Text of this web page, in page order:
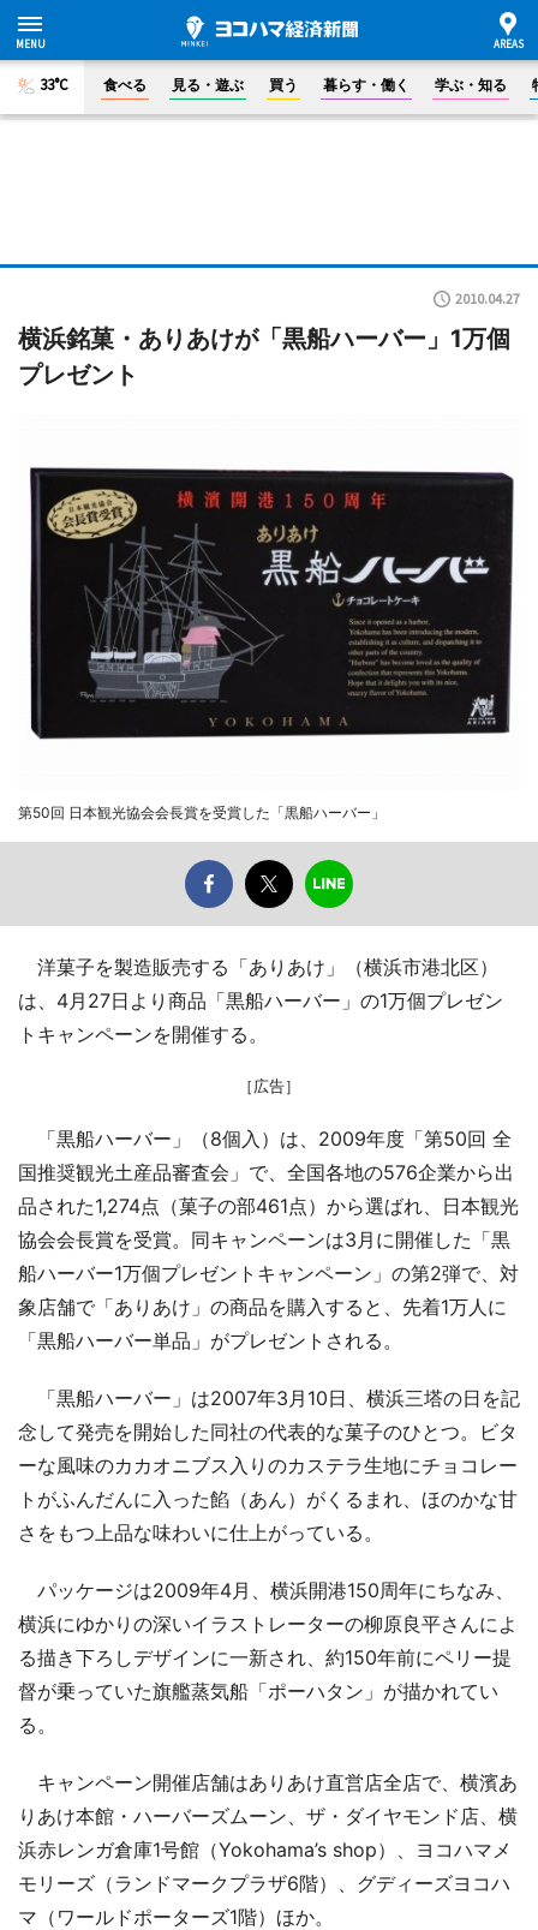
33°C 食べる 見る・遊ぶ 買う 暮らす・働く 学ぶ・知る
2010.04.27
横浜銘菓・ありあけが「黒船ハーバー」1万個
プレゼント
第50回 日本観光協会会長賞を受賞した「黒船ハーバー」
洋菓子を製造販売する「ありあけ」（横浜市港北区）
は、4月27日より商品「黒船ハーバー」の1万個プレゼン
トキャンペーンを開催する。
［広告］
「黒船ハーバー」（8個入）は、2009年度「第50回 全
国推奨観光土産品審査会」で、全国各地の576企業から出
品された1,274点（菓子の部461点）から選ばれ、日本観光
協会会長賞を受賞。同キャンペーンは3月に開催した「黒
船ハーバー1万個プレゼントキャンペーン」の第2弾で、対
象店舗で「ありあけ」の商品を購入すると、先着1万人に
「黒船ハーバー単品」がプレゼントされる。
「黒船ハーバー」は2007年3月10日、横浜三塔の日を記
念して発売を開始した同社の代表的な菓子のひとつ。ビタ
ーな風味のカカオニブス入りのカステラ生地にチョコレー
トがふんだんに入った餡（あん）がくるまれ、ほのかな甘
さをもつ上品な味わいに仕上がっている。
パッケージは2009年4月、横浜開港150周年にちなみ、
横浜にゆかりの深いイラストレーターの柳原良平さんによ
る描き下ろしデザインに一新され、約150年前にペリー提
督が乗っていた旗艦蒸気船「ポーハタン」が描かれてい
る。
キャンペーン開催店舗はありあけ直営店全店で、横濱あ
りあけ本館・ハーバーズムーン、ザ・ダイヤモンド店、横
浜赤レンガ倉庫1号館（Yokohama’s shop）、ヨコハマメ
モリーズ（ランドマークプラザ6階）、グディーズヨコハ
マ（ワールドポーターズ1階）ほか。